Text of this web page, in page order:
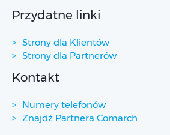
Przydatne linki
Strony dla Klientów
Strony dla Partnerów
Kontakt
Numery telefonów
Znajdź Partnera Comarch